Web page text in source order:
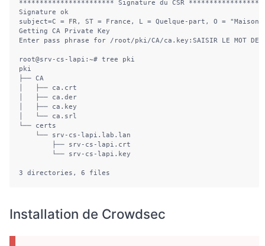
*********************** Signature du CSR
Signature ok
subject=C = FR, ST = France, L = Quelque-part, O =
Getting CA Private Key
Enter pass phrase for /root/pki/CA/ca.key:SAISIR LE MOT DE
root@srv-cs-lapi:~# tree pki
pki
├── CA
│   ├── ca.crt
│   ├── ca.der
│   ├── ca.key
│   └── ca.srl
└── certs
    └── srv-cs-lapi.lab.lan
        ├── srv-cs-lapi.crt
        └── srv-cs-lapi.key
3 directories, 6 files
Installation de Crowdsec